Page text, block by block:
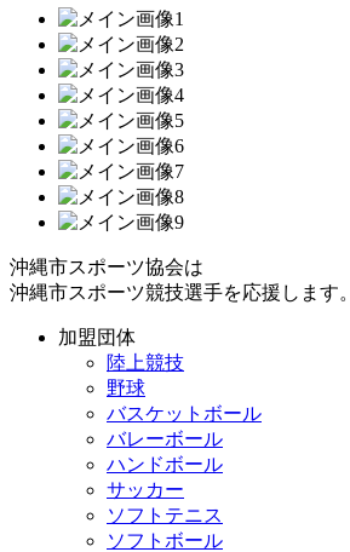
沖縄市スポーツ協会は
沖縄市スポーツ競技選手を応援します。
加盟団体
陸上競技
野球
バスケットボール
バレーボール
ハンドボール
サッカー
ソフトテニス
ソフトボール